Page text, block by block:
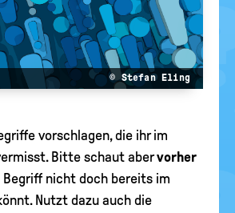
© Stefan Eling
vorschlagen, die ihr im
Bitte schaut abervorher
Begriff nicht doch bereits im
Nutzt dazu auch die